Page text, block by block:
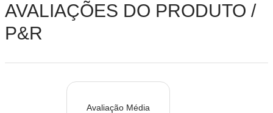
AVALIAÇÕES DO PRODUTO /
P&R
Avaliação Média